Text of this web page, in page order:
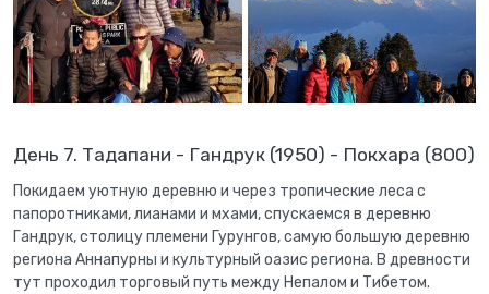
День 7. Тадапани - Гандрук (1950) - Покхара (800)
Покидаем уютную деревню и через тропические леса с
папоротниками, лианами и мхами, спускаемся в деревню
Гандрук, столицу племени Гурунгов, самую большую деревню
региона Аннапурны и культурный оазис региона. В древности
тут проходил торговый путь между Непалом и Тибетом.